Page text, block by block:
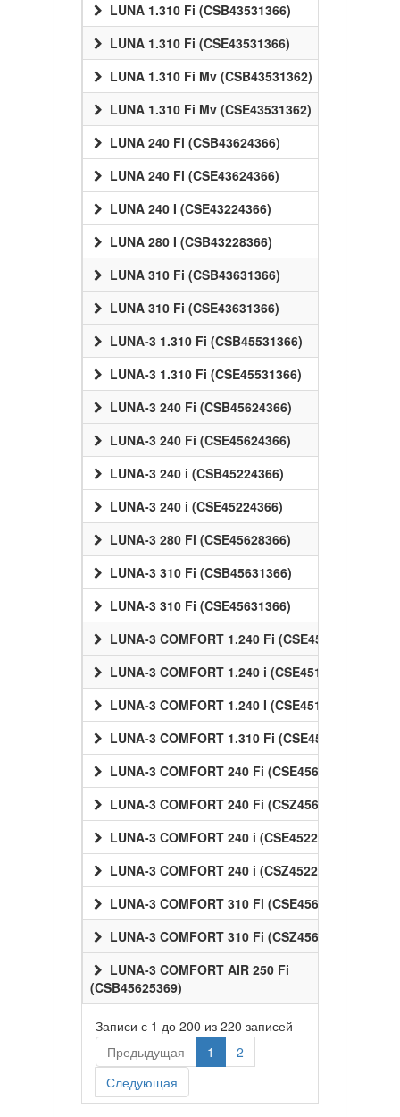
LUNA 1.310 Fi (CSB43531366)
LUNA 1.310 Fi (CSE43531366)
LUNA 1.310 Fi Mv (CSB43531362)
LUNA 1.310 Fi Mv (CSE43531362)
LUNA 240 Fi (CSB43624366)
LUNA 240 Fi (CSE43624366)
LUNA 240 I (CSE43224366)
LUNA 280 I (CSB43228366)
LUNA 310 Fi (CSB43631366)
LUNA 310 Fi (CSE43631366)
LUNA-3 1.310 Fi (CSB45531366)
LUNA-3 1.310 Fi (CSE45531366)
LUNA-3 240 Fi (CSB45624366)
LUNA-3 240 Fi (CSE45624366)
LUNA-3 240 i (CSB45224366)
LUNA-3 240 i (CSE45224366)
LUNA-3 280 Fi (CSE45628366)
LUNA-3 310 Fi (CSB45631366)
LUNA-3 310 Fi (CSE45631366)
LUNA-3 COMFORT 1.240 Fi (CSE45524358)
LUNA-3 COMFORT 1.240 i (CSE45124358)
LUNA-3 COMFORT 1.240 I (CSE45124358)
LUNA-3 COMFORT 1.310 Fi (CSE45531358)
LUNA-3 COMFORT 240 Fi (CSE45624358)
LUNA-3 COMFORT 240 Fi (CSZ45624358)
LUNA-3 COMFORT 240 i (CSE45224358)
LUNA-3 COMFORT 240 i (CSZ45224358)
LUNA-3 COMFORT 310 Fi (CSE45631358)
LUNA-3 COMFORT 310 Fi (CSZ45631358)
LUNA-3 COMFORT AIR 250 Fi
(CSB45625369)
Записи с 1 до 200 из 220 записей
Предыдущая
1
2
Следующая